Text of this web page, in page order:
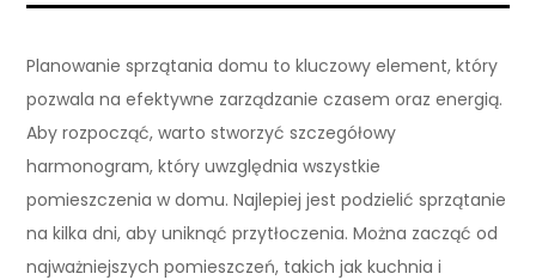
Planowanie sprzątania domu to kluczowy element, który
pozwala na efektywne zarządzanie czasem oraz energią.
Aby rozpocząć, warto stworzyć szczegółowy
harmonogram, który uwzględnia wszystkie
pomieszczenia w domu. Najlepiej jest podzielić sprzątanie
na kilka dni, aby uniknąć przytłoczenia. Można zacząć od
najważniejszych pomieszczeń, takich jak kuchnia i